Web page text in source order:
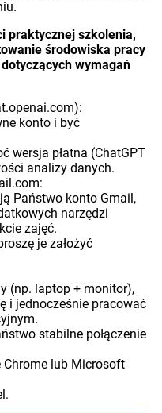
praktycznej szkolenia,
środowiska pracy
wymagań
konto i być
wersja płatna (ChatGPT
analizy danych.
Państwo konto Gmail,
narzędzi
zajęć.
je założyć
(np. laptop + monitor),
i jednocześnie pracować
stabilne połączenie
Chrome lub Microsoft